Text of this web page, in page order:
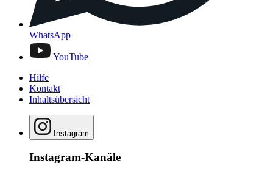
WhatsApp
YouTube
Hilfe
Kontakt
Inhaltsübersicht
Instagram
Instagram-Kanäle